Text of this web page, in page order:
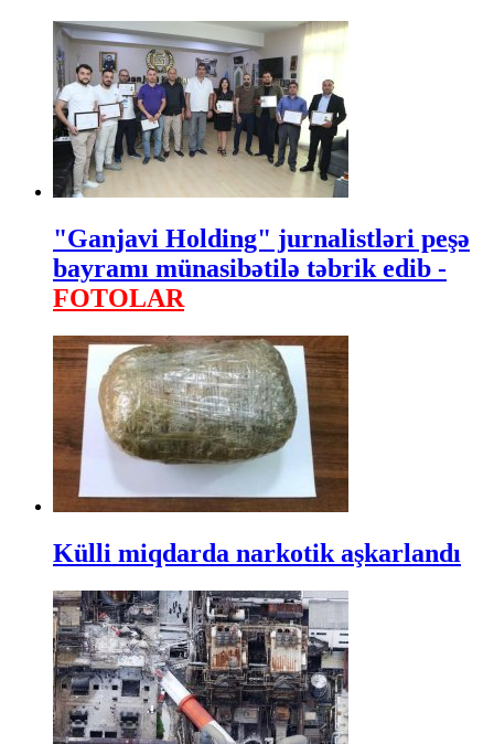
"Ganjavi Holding" jurnalistləri peşə
bayramı münasibətilə təbrik edib -
FOTOLAR
Külli miqdarda narkotik aşkarlandı